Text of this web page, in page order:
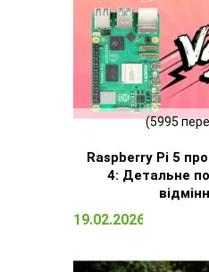
(5995
Raspberry Pi 5
4: Детальне
19.02.2026 13:13